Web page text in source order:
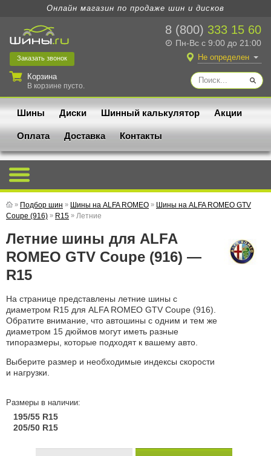
Онлайн магазин по продаже шин и дисков
8 (800) 333 15 60
Пн-Вс с 9:00 до 21:00
Заказать звонок
Корзина
В корзине пусто.
Не определен
Шины Диски Шинный калькулятор Акции
Оплата Доставка Контакты
» Подбор шин » Шины на ALFA ROMEO » Шины на ALFA ROMEO GTV
Coupe (916) » R15 » Летние
Летние шины для ALFA
ROMEO GTV Coupe (916) —
R15
На странице представлены летние шины с
диаметром R15 для ALFA ROMEO GTV Coupe (916).
Обратите внимание, что автошины с одним и тем же
диаметром 15 дюймов могут иметь разные
типоразмеры, которые подходят к вашему авто.
Выберите размер и необходимые индексы скорости
и нагрузки.
Размеры в наличии:
195/55 R15
205/50 R15